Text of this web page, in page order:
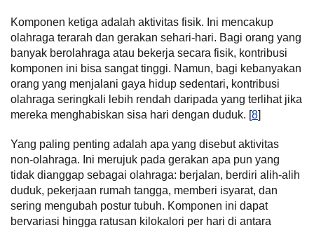
Komponen ketiga adalah aktivitas fisik. Ini mencakup
olahraga terarah dan gerakan sehari-hari. Bagi orang yang
banyak berolahraga atau bekerja secara fisik, kontribusi
komponen ini bisa sangat tinggi. Namun, bagi kebanyakan
orang yang menjalani gaya hidup sedentari, kontribusi
olahraga seringkali lebih rendah daripada yang terlihat jika
mereka menghabiskan sisa hari dengan duduk. [8]
Yang paling penting adalah apa yang disebut aktivitas
non-olahraga. Ini merujuk pada gerakan apa pun yang
tidak dianggap sebagai olahraga: berjalan, berdiri alih-alih
duduk, pekerjaan rumah tangga, memberi isyarat, dan
sering mengubah postur tubuh. Komponen ini dapat
bervariasi hingga ratusan kilokalori per hari di antara